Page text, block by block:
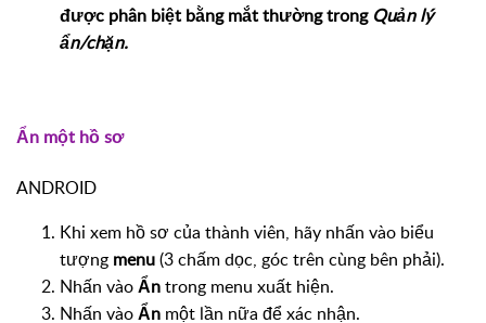
được phân biệt bằng mắt thường trong Quản lý
ẩn/chặn.
Ẩn một hồ sơ
ANDROID
Khi xem hồ sơ của thành viên, hãy nhấn vào biểu
tượng menu(3 chấm dọc, góc trên cùng bên phải).
Nhấn vàoẨntrong menu xuất hiện.
Nhấn vàoẨn một lần nữa để xác nhận.